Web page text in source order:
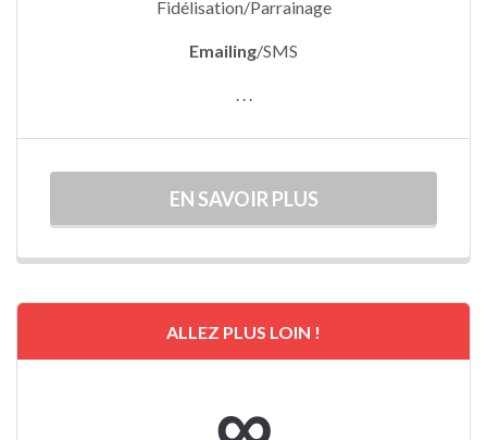
Fidélisation/Parrainage
Emailing/SMS
. . .
EN SAVOIR PLUS
ALLEZ PLUS LOIN !